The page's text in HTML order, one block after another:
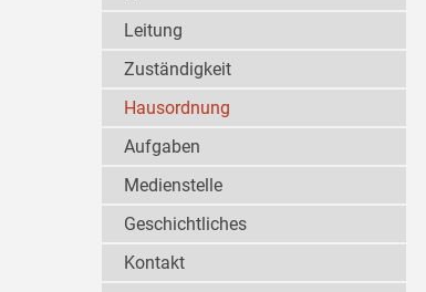
Leitung
Zuständigkeit
Hausordnung
Aufgaben
Medienstelle
Geschichtliches
Kontakt